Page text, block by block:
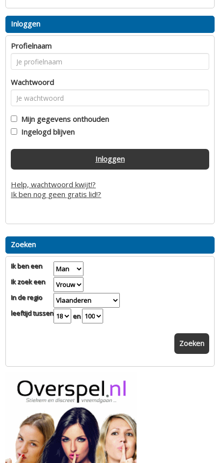
Inloggen
Profielnaam
Wachtwoord
Mijn gegevens onthouden
Ingelogd blijven
Inloggen
Help, wachtwoord kwijt!?
Ik ben nog geen gratis lid!?
Zoeken
Ik ben een
Ik zoek een
In de regio
leeftijd tussen
en
Zoeken